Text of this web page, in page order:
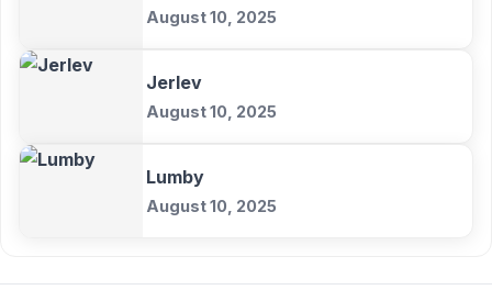
August 10, 2025
Jerlev
August 10, 2025
Lumby
August 10, 2025